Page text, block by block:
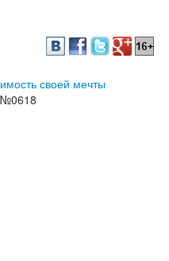
своей мечты